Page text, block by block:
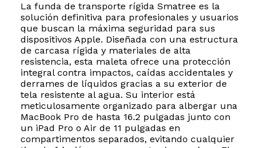
La funda de transporte rígida Smatree es la
solución definitiva para profesionales y usuarios
que buscan la máxima seguridad para sus
dispositivos Apple. Diseñada con una estructura
de carcasa rígida y materiales de alta
resistencia, esta maleta ofrece una protección
integral contra impactos, caídas accidentales y
derrames de líquidos gracias a su exterior de
tela resistente al agua. Su interior está
meticulosamente organizado para albergar una
MacBook Pro de hasta 16.2 pulgadas junto con
un iPad Pro o Air de 11 pulgadas en
compartimentos separados, evitando cualquier